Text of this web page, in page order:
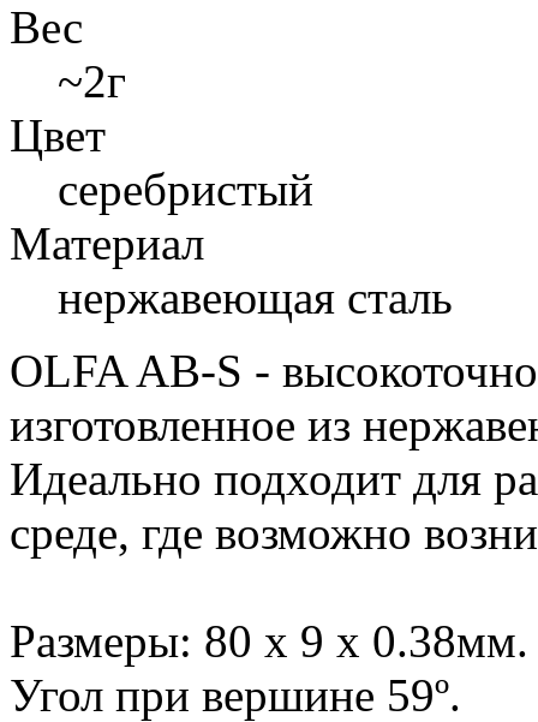
Вес
~2г
Цвет
серебристый
Материал
нержавеющая сталь
OLFA AB-S -
изготовленное из
Идеально подходит для
среде, где возможно
Размеры: 80 х 9 х 0.38мм.
Угол при вершине 59º.